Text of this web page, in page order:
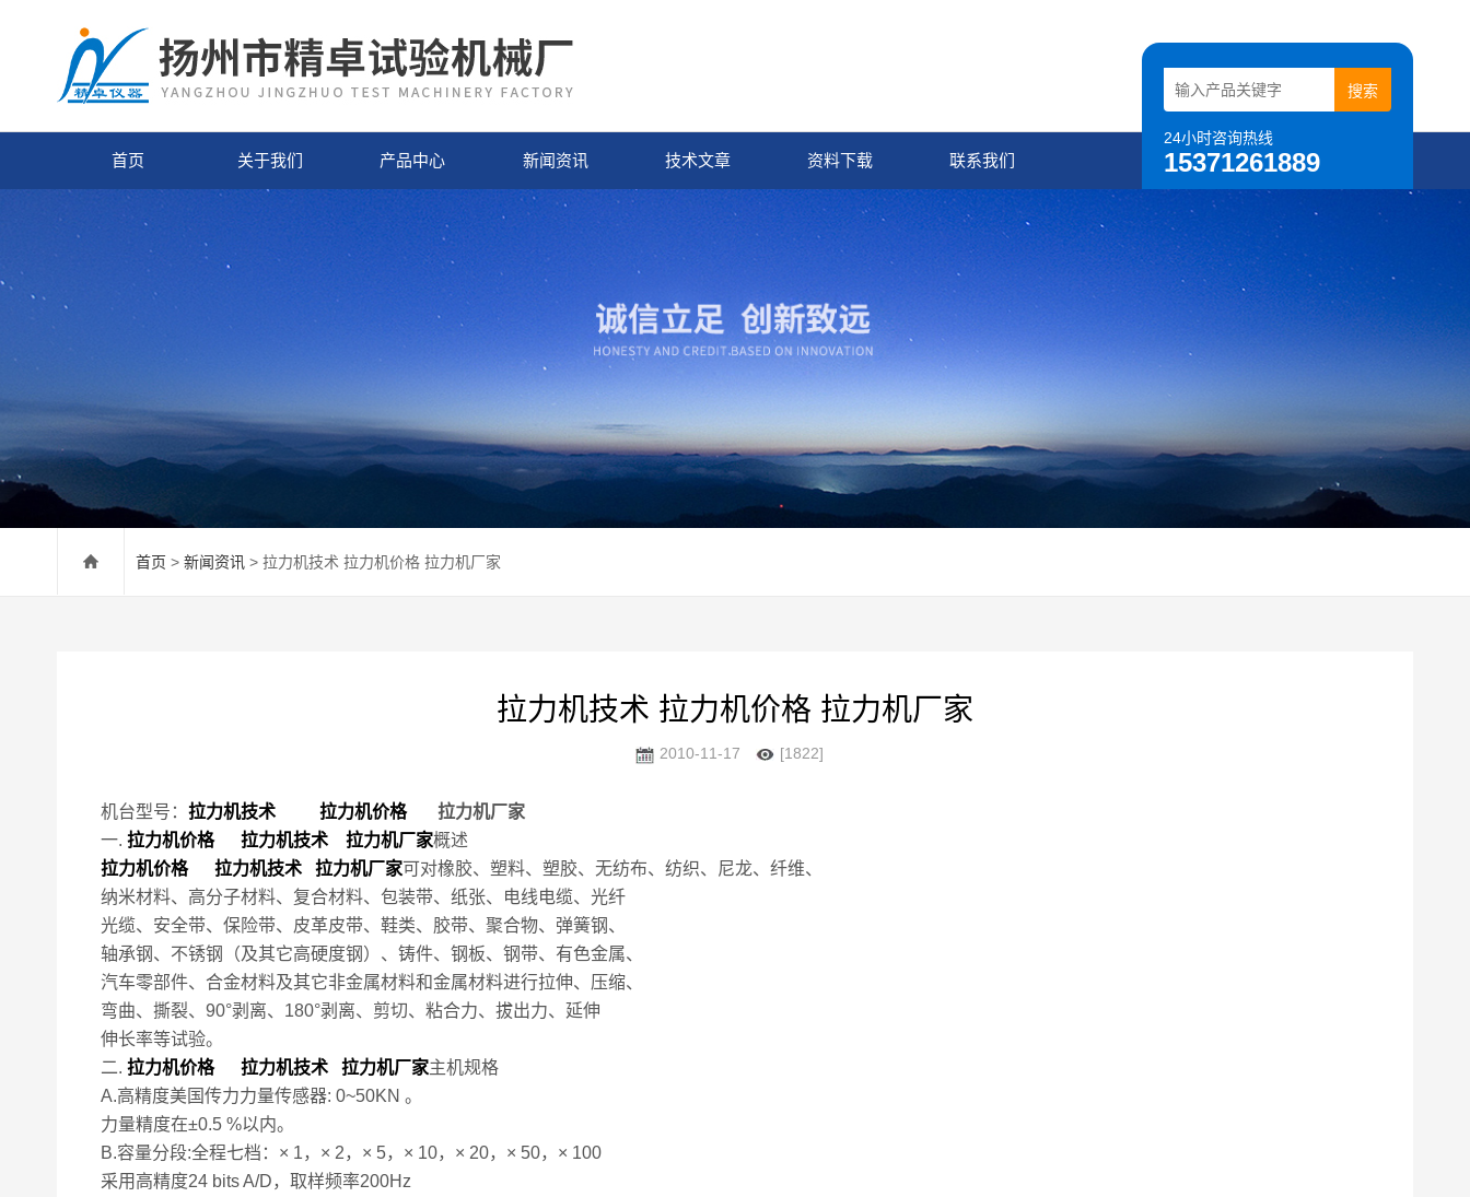
24小时咨询热线
15371261889
首页 关于我们 产品中心 新闻资讯 技术文章 资料下载 联系我们
首页 > 新闻资讯 > 拉力机技术 拉力机价格 拉力机厂家
拉力机技术 拉力机价格 拉力机厂家
2010-11-17 [1822]
机台型号： 拉力机技术 拉力机价格
拉力机厂家
一. 拉力机价格 拉力机技术 拉力机厂家概述
拉力机价格 拉力机技术 拉力机厂家可对橡胶、塑料、塑胶、无纺布、纺织、尼龙、纤维、
纳米材料、高分子材料、复合材料、包装带、纸张、电线电缆、光纤
光缆、安全带、保险带、皮革皮带、鞋类、胶带、聚合物、弹簧钢、
轴承钢、不锈钢（及其它高硬度钢）、铸件、钢板、钢带、有色金属、
汽车零部件、合金材料及其它非金属材料和金属材料进行拉伸、压缩、
弯曲、撕裂、90°剥离、180°剥离、剪切、粘合力、拔出力、延伸
伸长率等试验。
二. 拉力机价格 拉力机技术 拉力机厂家主机规格
A.高精度美国传力力量传感器: 0~50KN 。
力量精度在±0.5 %以内。
B.容量分段:全程七档：× 1，× 2，× 5，× 10，× 20，× 50，× 100
采用高精度24 bits A/D，取样频率200Hz